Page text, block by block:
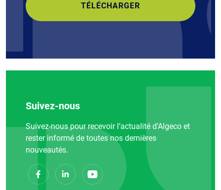
TÉLÉCHARGER
Suivez-nous
Suivez-nous pour recevoir l’actualité d’Algeco et
rester informé de toutes nos dernières
nouveautés.